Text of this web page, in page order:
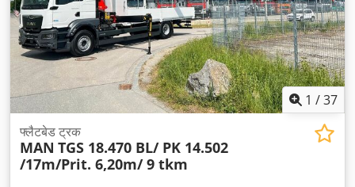
1 /37
फ्लैटबेड ट्रक
MAN TGS 18.470 BL/ PK 14.502
/17m/Prit. 6,20m/ 9 tkm